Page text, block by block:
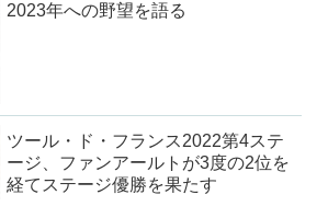
2023年への野望を語る
ツール・ド・フランス2022第4ステ
ージ、ファンアールトが3度の2位を
経てステージ優勝を果たす